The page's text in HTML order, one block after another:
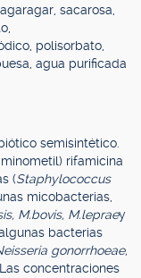
sacarosa,
polisorbato,
agua purificada
semisintético.
rifamicina
(Staphylococcus
micobacterias,
M.bovis, M.lepraey
bacterias
gonorrhoeae,
. Las concentraciones